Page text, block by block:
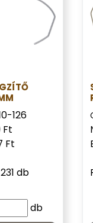
126
Ft
Ft
db
db